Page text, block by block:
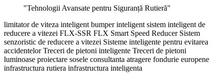
"Tehnologii Avansate pentru Siguranță Rutieră"
limitator de viteza inteligent bumper inteligent sistem inteligent de
reducere a vitezei FLX-SSR FLX Smart Speed Reducer Sistem
senzoristic de reducere a vitezei Sisteme inteligente pentru evitarea
accidentelor Treceri de pietoni inteligente Treceri de pietoni
luminoase proiectare sosele consultanta atragere fondurie europene
infrastructura rutiera infrastructura inteligenta